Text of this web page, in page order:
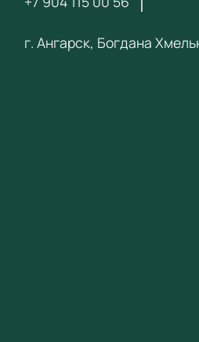
Комплектность Экспонат
г. Ангарск, Богдана